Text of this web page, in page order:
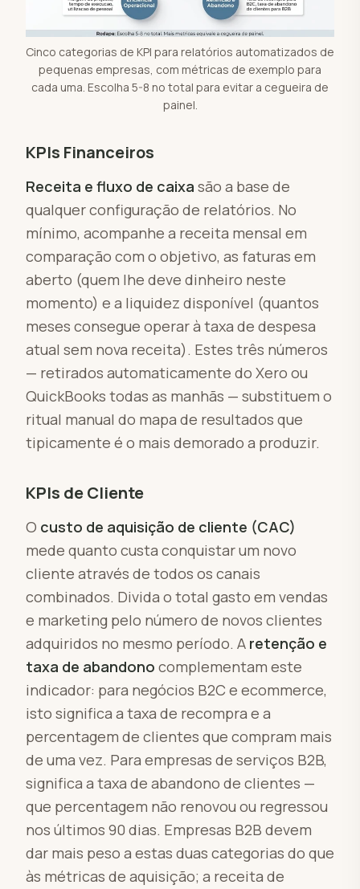
Cinco categorias de KPI para relatórios automatizados de
pequenas empresas, com métricas de exemplo para
cada uma. Escolha 5-8 no total para evitar a cegueira de
painel.
KPIs Financeiros
Receita e fluxo de caixa são a base de
qualquer configuração de relatórios. No
mínimo, acompanhe a receita mensal em
comparação com o objetivo, as faturas em
aberto (quem lhe deve dinheiro neste
momento) e a liquidez disponível (quantos
meses consegue operar à taxa de despesa
atual sem nova receita). Estes três números
— retirados automaticamente do Xero ou
QuickBooks todas as manhãs — substituem o
ritual manual do mapa de resultados que
tipicamente é o mais demorado a produzir.
KPIs de Cliente
O custo de aquisição de cliente (CAC)
mede quanto custa conquistar um novo
cliente através de todos os canais
combinados. Divida o total gasto em vendas
e marketing pelo número de novos clientes
adquiridos no mesmo período. A retenção e
taxa de abandono complementam este
indicador: para negócios B2C e ecommerce,
isto significa a taxa de recompra e a
percentagem de clientes que compram mais
de uma vez. Para empresas de serviços B2B,
significa a taxa de abandono de clientes —
que percentagem não renovou ou regressou
nos últimos 90 dias. Empresas B2B devem
dar mais peso a estas duas categorias do que
às métricas de aquisição; a receita de